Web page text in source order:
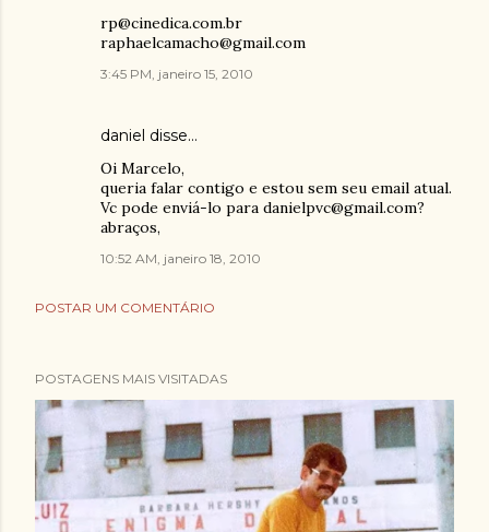
rp@cinedica.com.br
raphaelcamacho@gmail.com
3:45 PM, janeiro 15, 2010
daniel disse…
Oi Marcelo,
queria falar contigo e estou sem seu email atual.
Vc pode enviá-lo para danielpvc@gmail.com?
abraços,
10:52 AM, janeiro 18, 2010
POSTAR UM COMENTÁRIO
POSTAGENS MAIS VISITADAS